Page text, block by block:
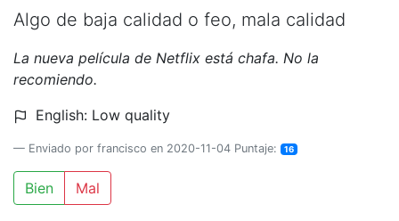
Algo de baja calidad o feo, mala calidad
La nueva película de Netflix está chafa. No la
recomiendo.
English: Low quality
Enviado por francisco en 2020-11-04 Puntaje: 16
Bien Mal